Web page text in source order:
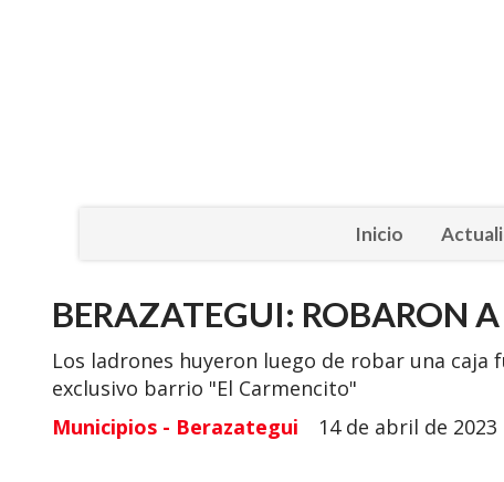
Inicio
BERAZATEGUI: ROBARON
Los ladrones huyeron luego de robar una caja
exclusivo barrio "El Carmencito"
Municipios - Berazategui
14 de abril de 2023